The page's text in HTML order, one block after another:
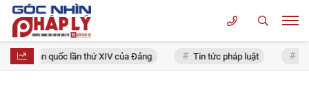
toàn quốc lần thứ XIV của Đảng Tin tức pháp luật